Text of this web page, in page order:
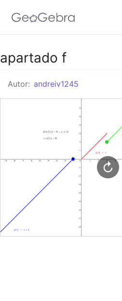
Google Classroom
GeoGebra Classroom
Abrir
apartado f
Autor: andreiv1245